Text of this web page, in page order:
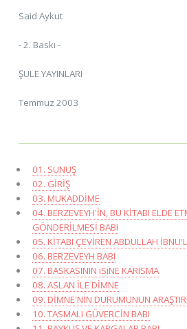
Said Aykut
- 2. Baskı -
ŞULE YAYINLARI
Temmuz 2003
01. SUNUŞ
02. GİRİŞ
03. MUKADDİME
04. BERZEVEYH'İN, BU KİTABI ELDE
GÖNDERİLMESİ BABI
05. KİTABI ÇEVİREN ABDULLAH
06. BERZEVEYH BABI
07. BASKASININ iSiNE KARISMA
08. ASLAN İLE DİMNE
09. DİMNE'NİN DURUMUNUN
10. TASMALI GÜVERCİN BABI